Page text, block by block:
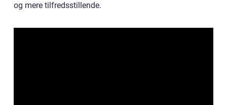
og mere tilfredsstillende.